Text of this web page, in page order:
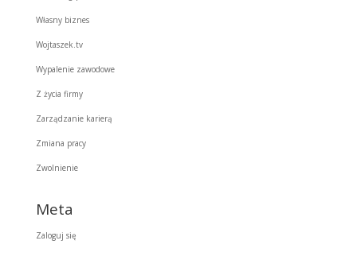
Własny biznes
Wojtaszek.tv
Wypalenie zawodowe
Z życia firmy
Zarządzanie karierą
Zmiana pracy
Zwolnienie
Meta
Zaloguj się